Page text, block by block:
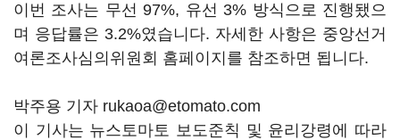
이번 조사는 무선 97%, 유선 3% 방식으로 진행됐으
며 응답률은 3.2%였습니다. 자세한 사항은 중앙선거
여론조사심의위원회 홈페이지를 참조하면 됩니다.
박주용 기자 rukaoa@etomato.com
이 기사는 뉴스토마토 보도준칙 및 윤리강령에 따라